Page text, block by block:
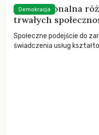
mapę drogową do […]
Instytucjonalna
trwałych
Społeczne podejście do
świadczenia usług
Demokracja